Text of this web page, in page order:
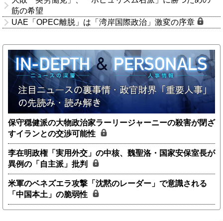
筋の希望
UAE「OPEC離脱」は「湾岸国際政治」激変の序章
保守穏健派の大物政治家ラーリージャーニーの殺害が閉ざ
すイランとの交渉可能性
李在明政権「実用外交」の中核、魏聖洛・国家安保室長が
異例の「自主派」批判
米軍のベネズエラ攻撃「沈黙のレーダー」で意識される
「中国本土」の脆弱性